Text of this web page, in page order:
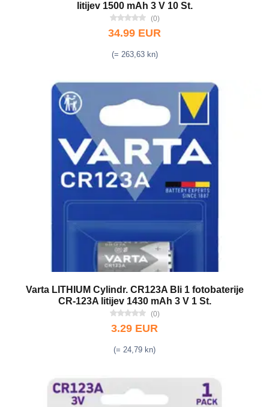
litijev 1500 mAh 3 V 10 St.
(0)
34.99 EUR
(= 263,63 kn)
Varta LITHIUM Cylindr. CR123A Bli 1 fotobaterije
CR-123A litijev 1430 mAh 3 V 1 St.
(0)
3.29 EUR
(= 24,79 kn)